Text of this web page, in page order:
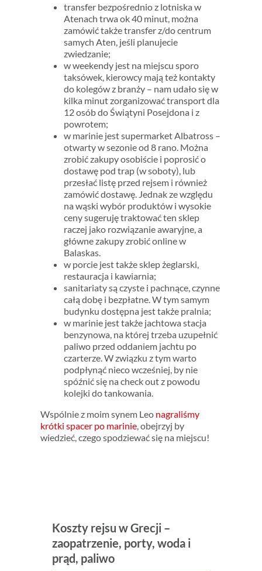
transfer bezpośrednio z lotniska w
Atenach trwa ok 40 minut, można
zamówić także transfer z/do centrum
samych Aten, jeśli planujecie
zwiedzanie;
w weekendy jest na miejscu sporo
taksówek, kierowcy mają też kontakty
do kolegów z branży – nam udało się w
kilka minut zorganizować transport dla
12 osób do Świątyni Posejdona i z
powrotem;
w marinie jest supermarket Albatross –
otwarty w sezonie od 8 rano. Można
zrobić zakupy osobiście i poprosić o
dostawę pod trap (w soboty), lub
przesłać listę przed rejsem i również
zamówić dostawę. Jednak ze względu
na wąski wybór produktów i wysokie
ceny sugeruję traktować ten sklep
raczej jako rozwiązanie awaryjne, a
główne zakupy zrobić online w
Balaskas.
w porcie jest także sklep żeglarski,
restauracja i kawiarnia;
sanitariaty są czyste i pachnące, czynne
całą dobę i bezpłatne. W tym samym
budynku dostępna jest także pralnia;
w marinie jest także jachtowa stacja
benzynowa, na której trzeba uzupełnić
paliwo przed oddaniem jachtu po
czarterze. W związku z tym warto
podpłynąć nieco wcześniej, by nie
spóźnić się na check out z powodu
kolejki do tankowania.
Wspólnie z moim synem Leo nagraliśmy
krótki spacer po marinie, obejrzyj by
wiedzieć, czego spodziewać się na miejscu!
Koszty rejsu w Grecji –
zaopatrzenie, porty, woda i
prąd, paliwo